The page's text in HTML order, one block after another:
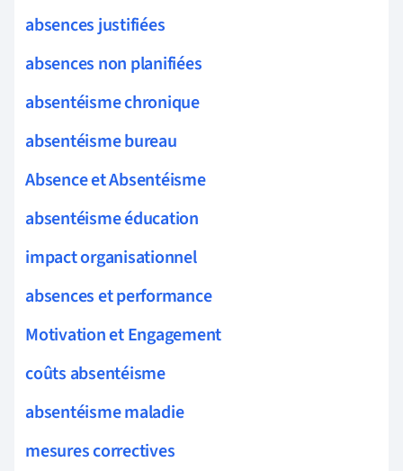
absences justifiées
absences non planifiées
absentéisme chronique
absentéisme bureau
Absence et Absentéisme
absentéisme éducation
impact organisationnel
absences et performance
Motivation et Engagement
coûts absentéisme
absentéisme maladie
mesures correctives